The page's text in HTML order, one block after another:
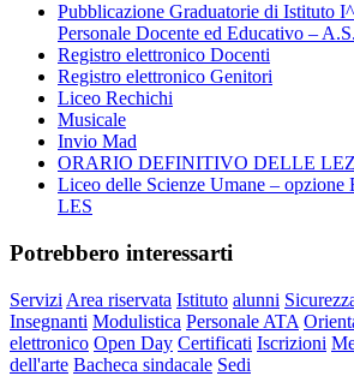
Pubblicazione Graduatorie di Istituto
Personale Docente ed Educativo –
Registro elettronico Docenti
Registro elettronico Genitori
Liceo Rechichi
Musicale
Invio Mad
ORARIO DEFINITIVO DELLE
Liceo delle Scienze Umane – opzione
LES
Potrebbero interessarti
Servizi Area riservata Istituto alunni
Insegnanti Modulistica Personale ATA
elettronico Open Day Certificati Iscrizioni
dell'arte Bacheca sindacale Sedi